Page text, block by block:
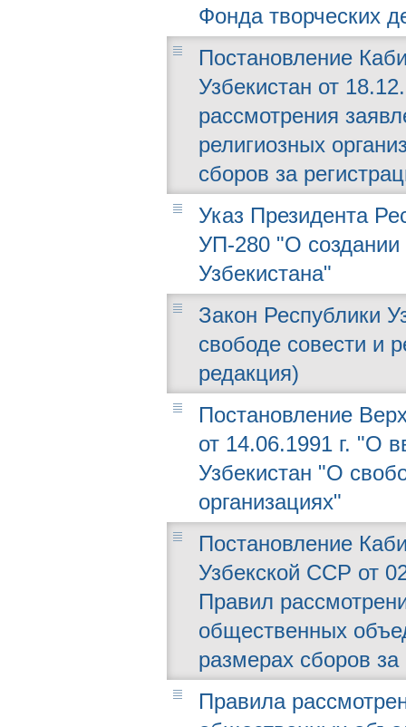
Фонда творческих
Постановление
Узбекистан от
рассмотрения
религиозных
сборов за
Указ Президента
УП-280 "О создании
Узбекистана"
Закон Республики
свободе совести и
редакция)
Постановление
от 14.06.1991 г. "О
Узбекистан "О
организациях"
Постановление
Узбекской ССР от
Правил
общественных
размерах сборов
Правила